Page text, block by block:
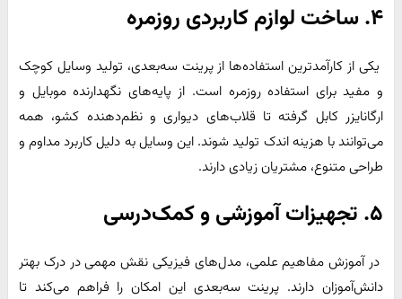
۴. ساخت لوازم کاربردی روزمره
یکی از کارآمدترین استفاده‌ها از پرینت سه‌بعدی، تولید وسایل کوچک
و مفید برای استفاده روزمره است. از پایه‌های نگهدارنده موبایل و
ارگانایزر کابل گرفته تا قلاب‌های دیواری و نظم‌دهنده کشو، همه
می‌توانند با هزینه اندک تولید شوند. این وسایل به دلیل کاربرد مداوم و
طراحی متنوع، مشتریان زیادی دارند.
۵. تجهیزات آموزشی و کمک‌درسی
در آموزش مفاهیم علمی، مدل‌های فیزیکی نقش مهمی در درک بهتر
دانش‌آموزان دارند. پرینت سه‌بعدی این امکان را فراهم می‌کند تا